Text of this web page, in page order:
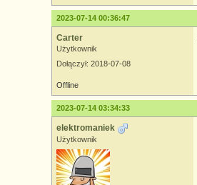
2023-07-14 00:36:47
Carter
Użytkownik
Dołączył: 2018-07-08
Offline
2023-07-14 03:34:33
elektromaniek
Użytkownik